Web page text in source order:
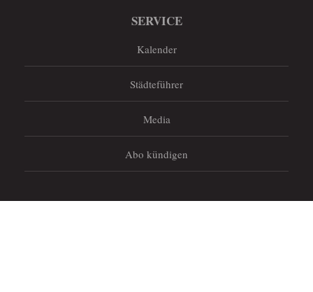
SERVICE
Kalender
Städteführer
Media
Abo kündigen